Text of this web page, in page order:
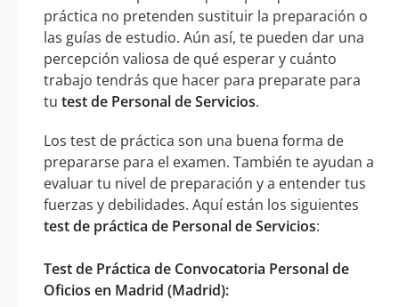
práctica no pretenden sustituir la preparación o
las guías de estudio. Aún así, te pueden dar una
percepción valiosa de qué esperar y cuánto
trabajo tendrás que hacer para preparate para
tu test de Personal de Servicios.
Los test de práctica son una buena forma de
prepararse para el examen. También te ayudan a
evaluar tu nivel de preparación y a entender tus
fuerzas y debilidades. Aquí están los siguientes
test de práctica de Personal de Servicios:
Test de Práctica de Convocatoria Personal de
Oficios en Madrid (Madrid):